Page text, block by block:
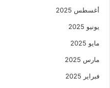
أغسطس 2025
يونيو 2025
مايو 2025
مارس 2025
فبراير 2025